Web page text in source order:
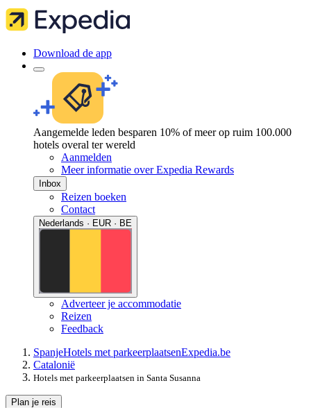
Download de app
Aangemelde leden besparen 10% of meer op ruim 100.000
hotels overal ter wereld
Aanmelden
Meer informatie over Expedia Rewards
Inbox
Reizen boeken
Contact
Nederlands · EUR · BE
Adverteer je accommodatie
Reizen
Feedback
SpanjeHotels met parkeerplaatsenExpedia.be
Catalonië
Hotels met parkeerplaatsen in Santa Susanna
Plan je reis